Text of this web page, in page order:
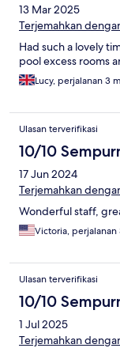
13 Mar 2025
Terjemahkan
Had such a lovely
pool excess rooms
Lucy, perjalanan 3
Ulasan terverifikasi
10/10
17 Jun 2024
Terjemahkan
Wonderful staff,
Victoria, perjalanan
Ulasan terverifikasi
10/10
1 Jul 2025
Terjemahkan